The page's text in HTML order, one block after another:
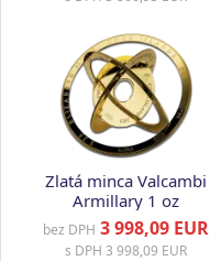
Zlatá minca Valcambi
Armillary 1 oz
bez DPH 3 998,09 EUR
s DPH 3 998,09 EUR